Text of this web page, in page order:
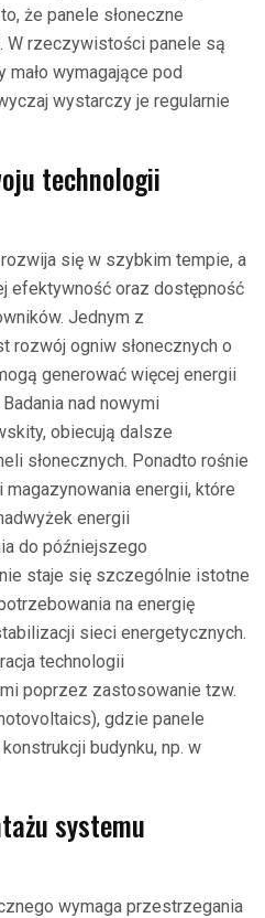
że panele słoneczne
W rzeczywistości panele są
mało wymagające pod
wystarczy je regularnie
technologii
się w szybkim tempie, a
efektywność oraz dostępność
Jednym z
rozwój ogniw słonecznych o
generować więcej energii
nad nowymi
obiecują dalsze
słonecznych. Ponadto rośnie
energii, które
energii
do późniejszego
staje się szczególnie istotne
na energię
sieci energetycznych.
technologii
poprzez zastosowanie tzw.
gdzie panele
budynku, np. w
systemu
wymaga przestrzegania